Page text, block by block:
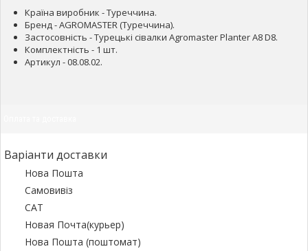
Країна виробник - Туреччина.
Бренд - AGROMASTER (Туреччина).
Застосовність - Турецькі сівалки Agromaster Planter A8 D8.
Комплектність - 1 шт.
Артикул - 08.08.02.
Варіанти доставки
Нова Пошта
Самовивіз
САТ
Новая Почта(курьер)
Нова Пошта (поштомат)